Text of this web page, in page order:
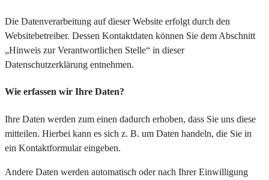
Die Datenverarbeitung auf dieser Website erfolgt durch den
Websitebetreiber. Dessen Kontaktdaten können Sie dem Abschnitt
„Hinweis zur Verantwortlichen Stelle“ in dieser
Datenschutzerklärung entnehmen.
Wie erfassen wir Ihre Daten?
Ihre Daten werden zum einen dadurch erhoben, dass Sie uns diese
mitteilen. Hierbei kann es sich z. B. um Daten handeln, die Sie in
ein Kontaktformular eingeben.
Andere Daten werden automatisch oder nach Ihrer Einwilligung